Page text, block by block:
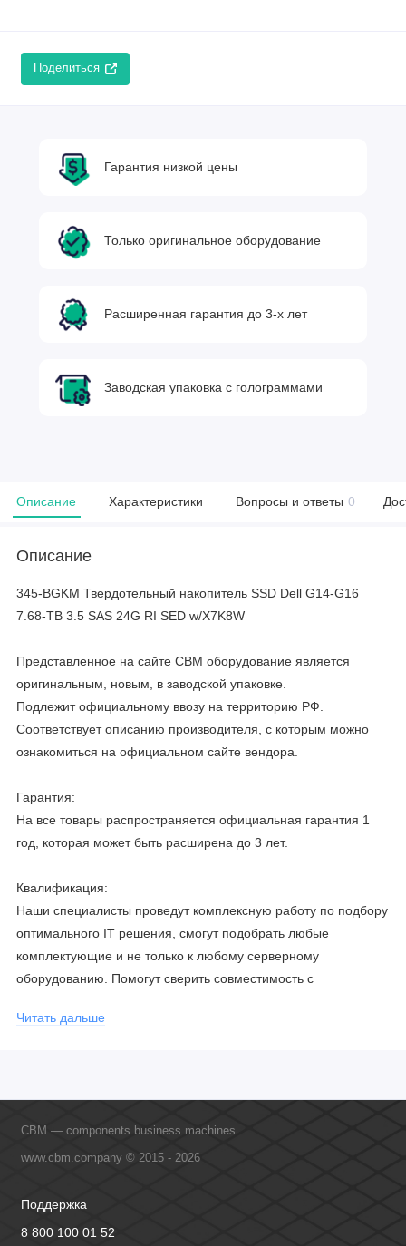
Поделиться
Гарантия низкой цены
Только оригинальное оборудование
Расширенная гарантия до 3-х лет
Заводская упаковка с голограммами
Описание Характеристики Вопросы и ответы 0
Описание
345-BGKM Твердотельный накопитель SSD Dell G14-G16
7.68-TB 3.5 SAS 24G RI SED w/X7K8W
Представленное на сайте CBM оборудование является
оригинальным, новым, в заводской упаковке.
Подлежит официальному ввозу на территорию РФ.
Соответствует описанию производителя, с которым можно
ознакомиться на официальном сайте вендора.
Гарантия:
На все товары распространяется официальная гарантия 1
год, которая может быть расширена до 3 лет.
Квалификация:
Наши специалисты проведут комплексную работу по подбору
оптимального IT решения, смогут подобрать любые
комплектующие и не только к любому серверному
оборудованию. Помогут сверить совместимость с
официальными производителями и проводим регулярное
Читать дальше
CBM — components business machines
www.cbm.company © 2015 - 2026
Поддержка
8 800 100 01 52